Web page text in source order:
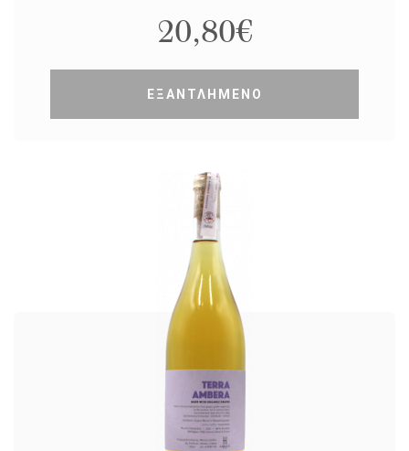
20,80€
ΕΞΑΝΤΛΗΜΕΝΟ